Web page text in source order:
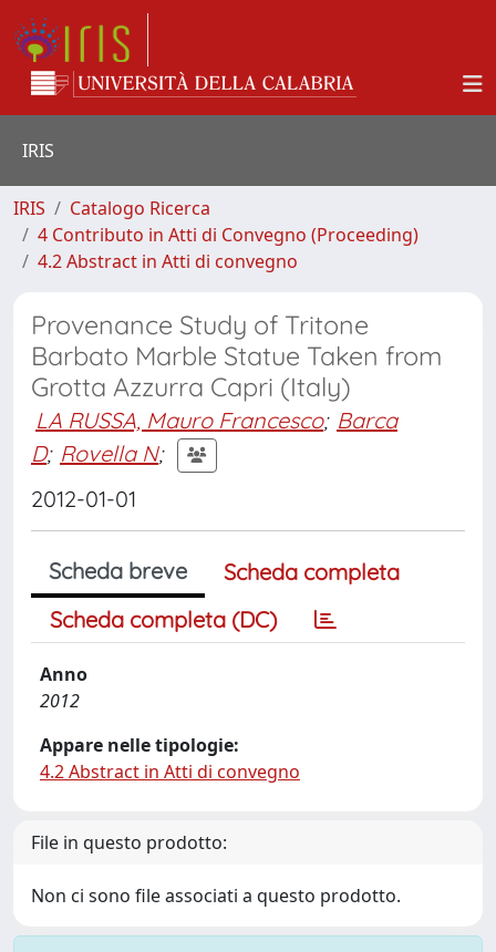
IRIS
IRIS
Catalogo Ricerca
4 Contributo in Atti di Convegno (Proceeding)
4.2 Abstract in Atti di convegno
Provenance Study of Tritone
Barbato Marble Statue Taken from
Grotta Azzurra Capri (Italy)
LA RUSSA, Mauro Francesco; Barca
D; Rovella N;
2012-01-01
Scheda breve
Scheda completa
Scheda completa (DC)
Anno
2012
Appare nelle tipologie:
4.2 Abstract in Atti di convegno
File in questo prodotto:
Non ci sono file associati a questo prodotto.